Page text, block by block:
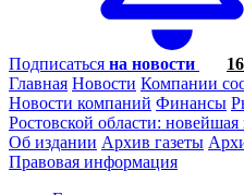
Подписаться на новости
Главная Новости Компании
Новости компаний Финансы
Ростовской области: новейшая
Об издании Архив газеты
Правовая информация